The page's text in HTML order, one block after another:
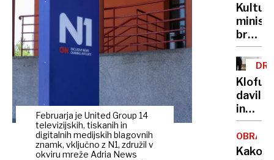
Februarja je United Group 14
televizijskih, tiskanih in
digitalnih medijskih blagovnih
znamk, vključno z N1, združil v
okviru mreže Adria News
brez
Cigler
Kralj
za
avto
davil
in
grozil
z
nožem,
Kako